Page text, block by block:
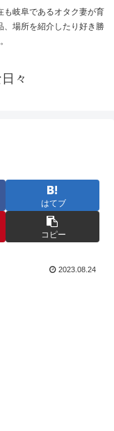
も岐阜であるオタク妻が育
、場所を紹介したり好き勝
々
はてブ
コピー
2023.08.24